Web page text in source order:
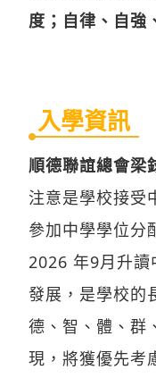
度；自律、自強
入學資訊
順德聯誼總會梁
注意是學校接受
參加中學學位分
2026 年9月升讀
發展，是學校的
德、智、體、群
現，將獲優先考